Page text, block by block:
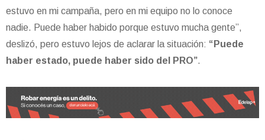
estuvo en mi campaña, pero en mi equipo no lo conoce
nadie. Puede haber habido porque estuvo mucha gente”,
deslizó, pero estuvo lejos de aclarar la situación: “Puede
haber estado, puede haber sido del PRO”.